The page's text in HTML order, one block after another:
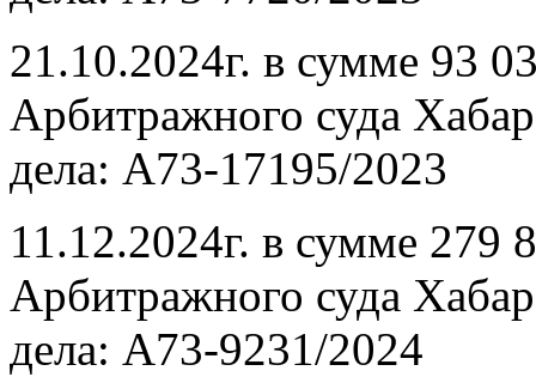
21.10.2024г. в сумме 93
Арбитражного суда
дела: А73-17195/2023
11.12.2024г. в сумме 279
Арбитражного суда
дела: А73-9231/2024